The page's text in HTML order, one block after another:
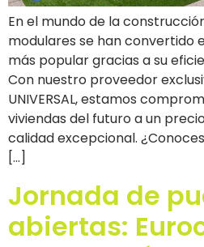
En el mundo de la
modulares se han convertido
más popular gracias a su
Con nuestro proveedor
UNIVERSAL, estamos
viviendas del futuro a un
calidad excepcional.
[…]
Jornada de
abiertas: